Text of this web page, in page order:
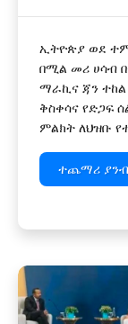
ኢትዮጵያ ወደ
በሚል መሪ ሀሳብ
ማራኪና ጃን
ቅስቀሳና የድጋፍ
ምልክት ለህዝቡ
ተጨማሪ